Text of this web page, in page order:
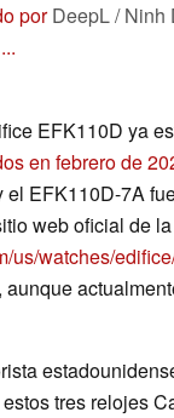
porDeepL / Ninh
...
EFK110D ya
en febrero de
EFK110D-7A
web oficial de
us/watches/
tres relojes